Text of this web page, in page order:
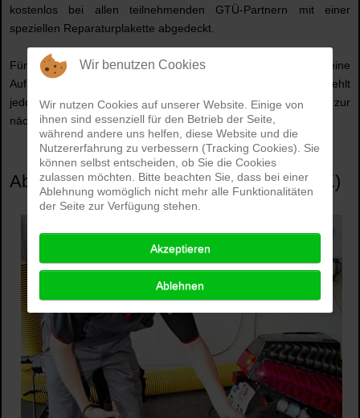
kostenlos bei allen teilnehmenden GTÜ-Partnern mit einer
speziellen Reparaturplakette abgedeckt.
Für den neuen Prüfnachweis der Abgase besteht keine
Aufbewahrungspflicht für den Fahrzeughalter. Die GTÜ empfiehlt
jedoch, die Bescheinigung zusammen mit dem HU-Bericht bis zur
nächsten Hauptuntersuchung aufzubewahren.
Abgasuntersuchung an Motorrädern (AUK)
Wir benutzen Cookies
Wir nutzen Cookies auf unserer Website. Einige von
ihnen sind essenziell für den Betrieb der Seite,
während andere uns helfen, diese Website und die
Nutzererfahrung zu verbessern (Tracking Cookies). Sie
können selbst entscheiden, ob Sie die Cookies
zulassen möchten. Bitte beachten Sie, dass bei einer
Ablehnung womöglich nicht mehr alle Funktionalitäten
der Seite zur Verfügung stehen.
Akzeptieren
Ablehnen